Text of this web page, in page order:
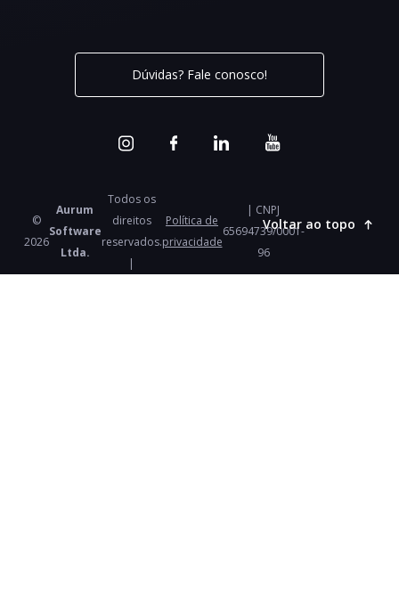
Dúvidas? Fale conosco!
©
2026
Aurum
Software
Ltda.
Todos os
direitos
reservados.
|
Política de
privacidade
| CNPJ
65694739/0001-
96
Voltar ao topo